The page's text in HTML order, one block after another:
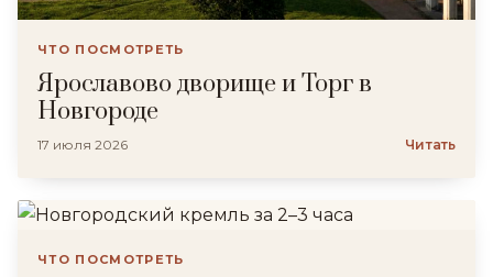
ЧТО ПОСМОТРЕТЬ
Ярославово дворище и Торг в
Новгороде
17 июля 2026 Читать
ЧТО ПОСМОТРЕТЬ